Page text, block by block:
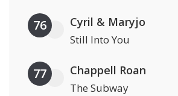
76 Cyril & Maryjo
Still Into You
77 Chappell Roan
The Subway